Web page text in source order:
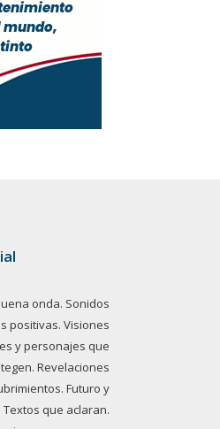
onda. Sonidos
positivas. Visiones
y personajes que
Revelaciones
Futuro y
que aclaran.